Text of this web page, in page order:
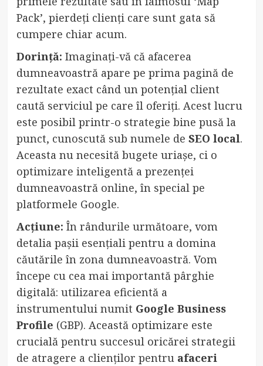
Pack’, pierdeți clienți care sunt gata să
cumpere chiar acum.
Dorință: Imaginați-vă că afacerea
dumneavoastră apare pe prima pagină de
rezultate exact când un potențial client
caută serviciul pe care îl oferiți. Acest lucru
este posibil printr-o strategie bine pusă la
punct, cunoscută sub numele de SEO local.
Aceasta nu necesită bugete uriașe, ci o
optimizare inteligentă a prezenței
dumneavoastră online, în special pe
platformele Google.
Acțiune: În rândurile următoare, vom
detalia pașii esențiali pentru a domina
căutările în zona dumneavoastră. Vom
începe cu cea mai importantă pârghie
digitală: utilizarea eficientă a
instrumentului numit Google Business
Profile (GBP). Această optimizare este
crucială pentru succesul oricărei strategii
de atragere a clienților pentru afaceri